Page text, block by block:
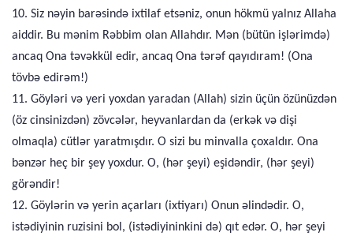
10. Siz nəyin barəsində ixtilaf etsəniz, onun hökmü yalnız Allaha
aiddir. Bu mənim Rəbbim olan Allahdır. Mən (bütün işlərimdə)
ancaq Ona təvəkkül edir, ancaq Ona tərəf qayıdıram! (Ona
tövbə edirəm!)
11. Göyləri və yeri yoxdan yaradan (Allah) sizin üçün özünüzdən
(öz cinsinizdən) zövcələr, heyvanlardan da (erkək və dişi
olmaqla) cütlər yaratmışdır. O sizi bu minvalla çoxaldır. Ona
bənzər heç bir şey yoxdur. O, (hər şeyi) eşidəndir, (hər şeyi)
görəndir!
12. Göylərin və yerin açarları (ixtiyarı) Onun əlindədir. O,
istədiyinin ruzisini bol, (istədiyininkini də) qıt edər. O, hər şeyi